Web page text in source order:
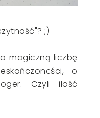
;)
magiczną liczbę
o
Czyli ilość